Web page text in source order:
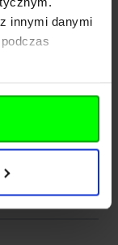
innymi danymi
34
80 00